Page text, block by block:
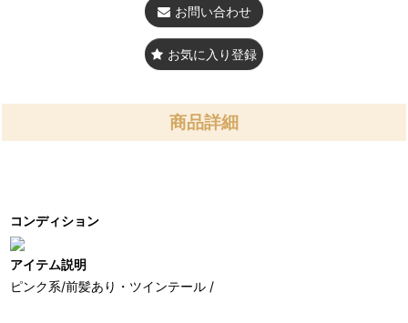
お問い合わせ
お気に入り登録
商品詳細
コンディション
アイテム説明
ピンク系/前髪あり・ツインテール /